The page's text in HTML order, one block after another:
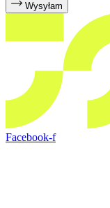
Wysyłam
Facebook-f